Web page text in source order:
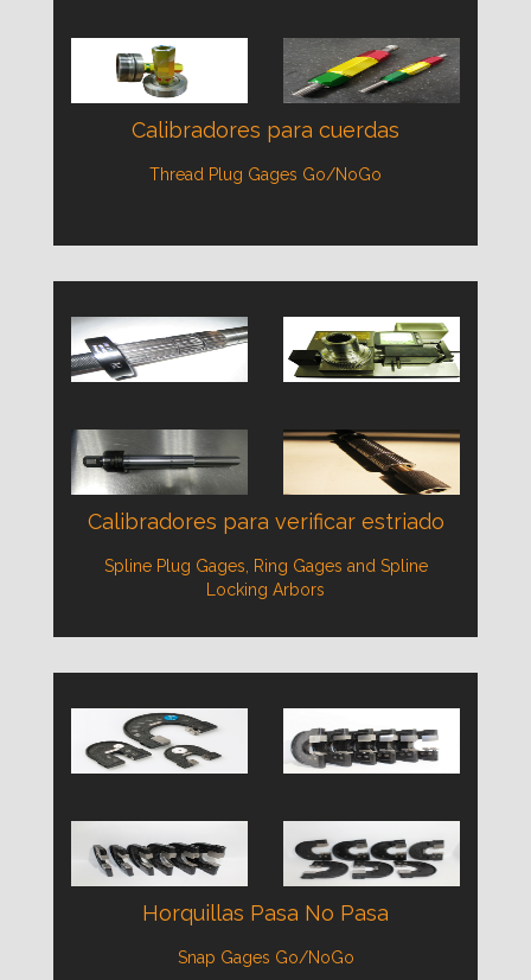
Calibradores para cuerdas
Thread Plug Gages Go/NoGo
Calibradores para verificar estriado
Spline Plug Gages, Ring Gages and Spline
Locking Arbors
Horquillas Pasa No Pasa
Snap Gages Go/NoGo